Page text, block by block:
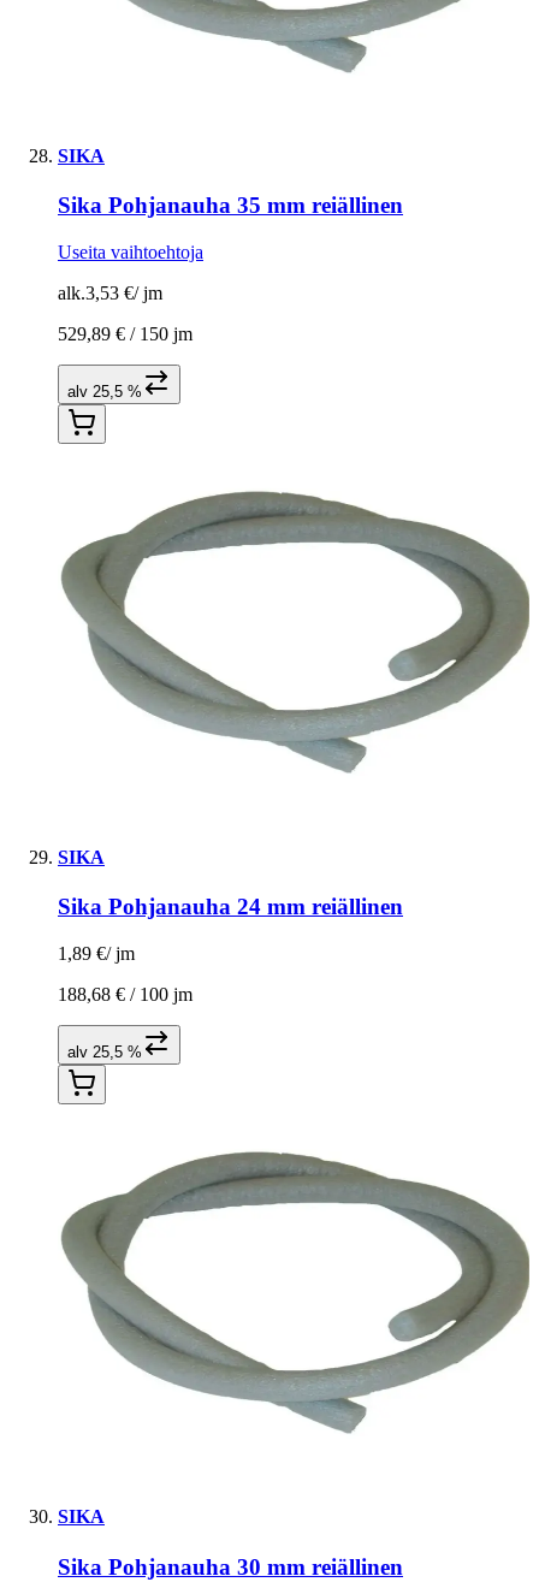
SIKA
Sika Pohjanauha 35 mm reiällinen
Useita vaihtoehtoja
alk.3,53 €/ jm
529,89 € / 150 jm
alv 25,5 %
SIKA
Sika Pohjanauha 24 mm reiällinen
1,89 €/ jm
188,68 € / 100 jm
alv 25,5 %
SIKA
Sika Pohjanauha 30 mm reiällinen